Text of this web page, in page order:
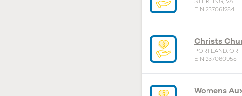
EIN 237061284
Christs
PORTLAND, OR
EIN 237060955